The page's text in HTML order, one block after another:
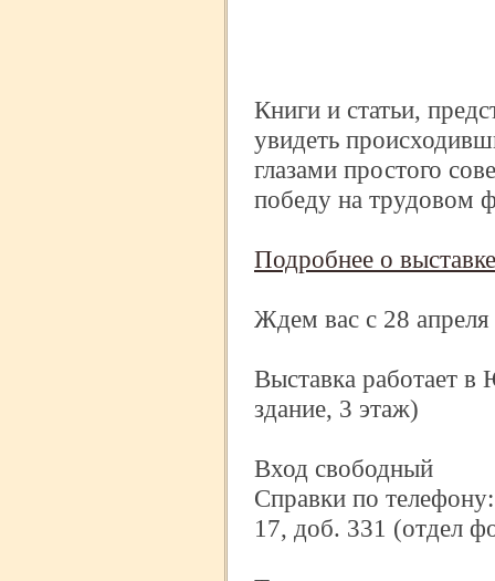
Книги и статьи,
увидеть
глазами простого
победу на трудовом
Подробнее о выставке
Ждем вас с 28
Выставка работает
здание, 3 этаж)
Вход свободный
Справки по
17, доб. 331 (отдел